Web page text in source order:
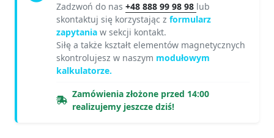
Zadzwoń do nas +48 888 99 98 98 lub
skontaktuj się korzystając z formularz
zapytania w sekcji kontakt.
Siłę a także kształt elementów magnetycznych
skontrolujesz w naszym modułowym
kalkulatorze.
Zamówienia złożone przed 14:00
realizujemy jeszcze dziś!